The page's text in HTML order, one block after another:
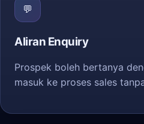
💬
Aliran Enquiry
Prospek boleh bertanya
masuk ke proses sales